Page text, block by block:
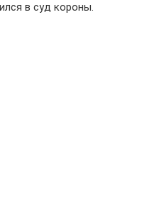
в суд короны.